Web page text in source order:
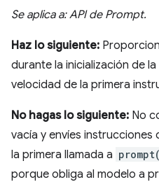
Se aplica a: API de Prompt.
Haz lo siguiente:
durante la inicialización de
velocidad de la primera
No hagas lo siguiente: No
vacía y envíes
la primera llamada a
porque obliga al modelo a